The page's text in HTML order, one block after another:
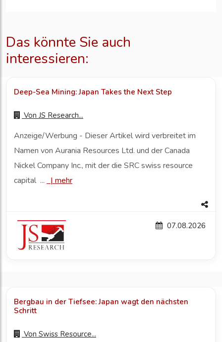
Das könnte Sie auch
interessieren:
Deep-Sea Mining: Japan Takes the Next Step
Von JS Research...
Anzeige/Werbung - Dieser Artikel wird verbreitet im
Namen von Aurania Resources Ltd. und der Canada
Nickel Company Inc., mit der die SRC swiss resource
capital ...
| mehr
07.08.2026
Bergbau in der Tiefsee: Japan wagt den nächsten
Schritt
Von Swiss Resource...